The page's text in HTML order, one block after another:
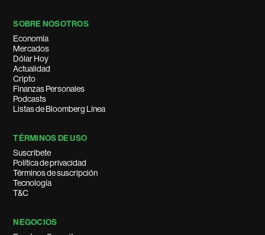
SOBRE NOSOTROS
Economía
Mercados
Dólar Hoy
Actualidad
Cripto
Finanzas Personales
Podcasts
Listas de Bloomberg Línea
TÉRMINOS DE USO
Suscríbete
Política de privacidad
Términos de suscripción
Tecnología
T&C
NEGOCIOS